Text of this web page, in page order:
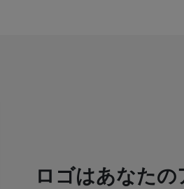
ロゴはあなた